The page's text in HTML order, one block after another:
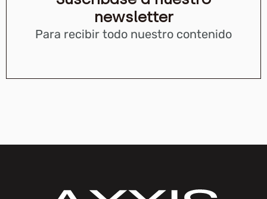
newsletter
Para recibir todo nuestro contenido